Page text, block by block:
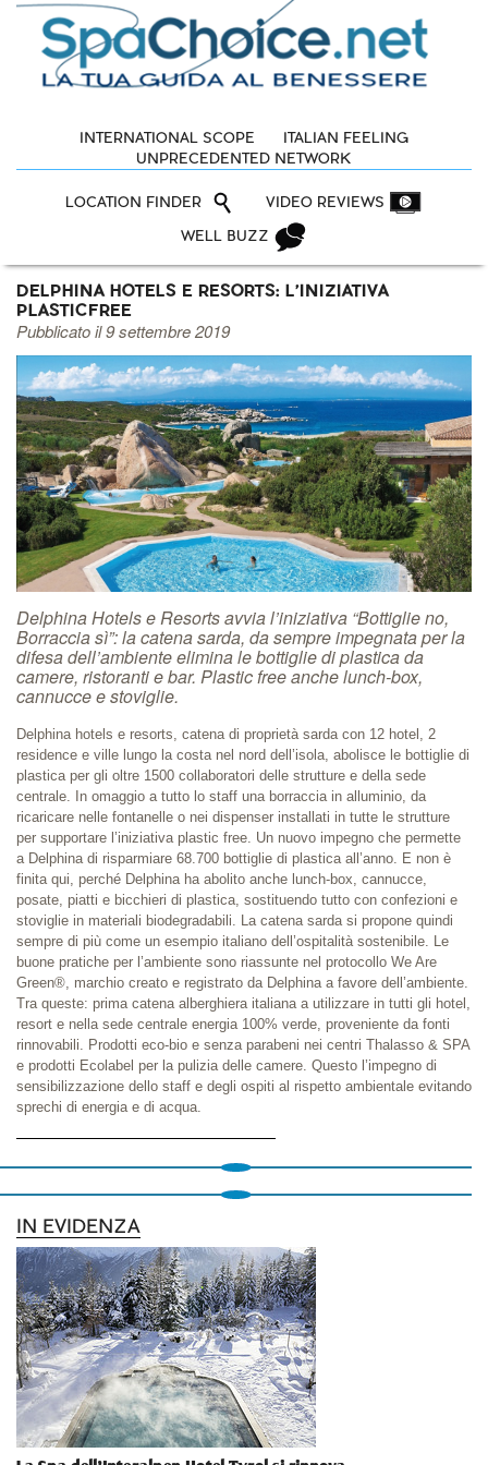
INTERNATIONAL SCOPE
ITALIAN FEELING
UNPRECEDENTED NETWORK
LOCATION FINDER VIDEO REVIEWS
WELL BUZZ
DELPHINA HOTELS E RESORTS: L'INIZIATIVA
PLASTICFREE
Pubblicato il 9 settembre 2019
Delphina Hotels e Resorts avvia l’iniziativa “Bottiglie no,
Borraccia sì”: la catena sarda, da sempre impegnata per la
difesa dell’ambiente elimina le bottiglie di plastica da
camere, ristoranti e bar. Plastic free anche lunch-box,
cannucce e stoviglie.
Delphina hotels e resorts, catena di proprietà sarda con 12 hotel, 2
residence e ville lungo la costa nel nord dell’isola, abolisce le bottiglie di
plastica per gli oltre 1500 collaboratori delle strutture e della sede
centrale. In omaggio a tutto lo staff una borraccia in alluminio, da
ricaricare nelle fontanelle o nei dispenser installati in tutte le strutture
per supportare l’iniziativa plastic free. Un nuovo impegno che permette
a Delphina di risparmiare 68.700 bottiglie di plastica all’anno. E non è
finita qui, perché Delphina ha abolito anche lunch-box, cannucce,
posate, piatti e bicchieri di plastica, sostituendo tutto con confezioni e
stoviglie in materiali biodegradabili. La catena sarda si propone quindi
sempre di più come un esempio italiano dell’ospitalità sostenibile. Le
buone pratiche per l’ambiente sono riassunte nel protocollo We Are
Green®, marchio creato e registrato da Delphina a favore dell’ambiente.
Tra queste: prima catena alberghiera italiana a utilizzare in tutti gli hotel,
resort e nella sede centrale energia 100% verde, proveniente da fonti
rinnovabili. Prodotti eco-bio e senza parabeni nei centri Thalasso & SPA
e prodotti Ecolabel per la pulizia delle camere. Questo l’impegno di
sensibilizzazione dello staff e degli ospiti al rispetto ambientale evitando
sprechi di energia e di acqua.
IN EVIDENZA